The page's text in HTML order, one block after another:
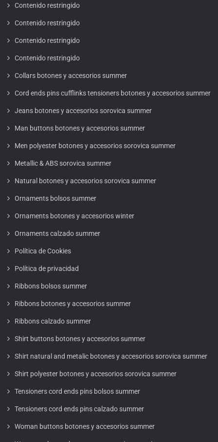
Contenido restringido
Contenido restringido
Contenido restringido
Contenido restringido
Collars botones y accesorios summer
Cord ends pins cufflinks tensioners botones y accesorios summer
Jeans botones y accesorios sorovica summer
Man buttons botones y accesorios summer
Men polyester botones y accesorios sorovica summer
Metallic & ABS sorovica summer
Natural botones y accesorios sorovica summer
Ornaments bolsos summer
Ornaments botones y accesorios winter
Ornaments calzado summer
Política de Cookies
Política de privacidad
Ribbons bolsos summer
Ribbons botones y accesorios summer
Ribbons calzado summer
Shirt buttons botones y accesorios summer
Shirt natural and metalic botones y accesorios sorovica summer
Shirt polyester botones y accesorios sorovica summer
Tensioners cord ends pins bolsos summer
Tensioners cord ends pins calzado summer
Woman buttons botones y accesorios summer